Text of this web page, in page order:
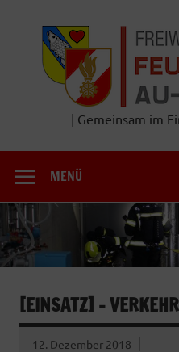
springen
| Gemeinsam im
MENÜ
[EINSATZ] –
12. Dezember 2018